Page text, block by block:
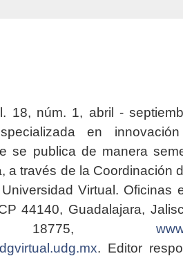
18, núm. 1, abril -
en
se publica de manera
a través de la Coordinación
Virtual. Oficinas
44140, Guadalajara,
18775,
. Editor